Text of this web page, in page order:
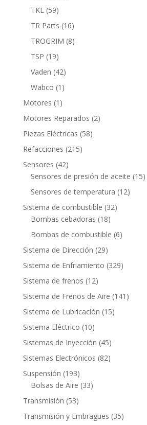
TKL 5959
productos
TR Parts 1616
productos
TROGRIM 88
TSP 1919
productos
Vaden 4242
productos
Wabco 1 1
producto
Motores 1 1
producto
Motores Reparados 22
Piezas Eléctricas 5858
Refacciones 215215
Sensores 4242
productos
Sensores de presión de aceite 1515
Sensores de temperatura 1212
Sistema de combustible 3232
Bombas cebadoras 1818
productos
Bombas de combustible 66
Sistema de Dirección 2929
productos
Sistema de Enfriamiento 329329
Sistema de frenos 1212
productos
Sistema de Frenos de Aire 141 141
Sistema de Lubricación 1515
Sistema Eléctrico 1010
productos
Sistemas de Inyección 4545
productos
Sistemas Electrónicos 8282
Suspensión 193193
productos
Bolsas de Aire 3333
Transmisión 5353
productos
Transmisión y Embragues 3535